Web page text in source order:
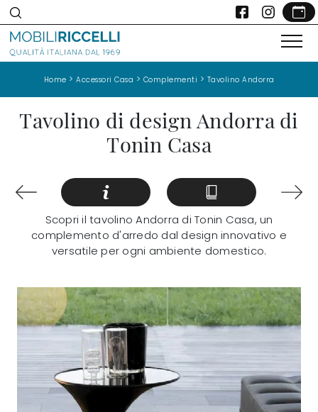
Home > Accessori Casa > Complementi > Tavolino Andorra
Tavolino di design Andorra di
Tonin Casa
Scopri il tavolino Andorra di Tonin Casa, un
complemento d'arredo dal design innovativo e
versatile per ogni ambiente domestico.